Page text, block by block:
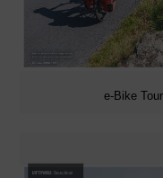
e-Bike